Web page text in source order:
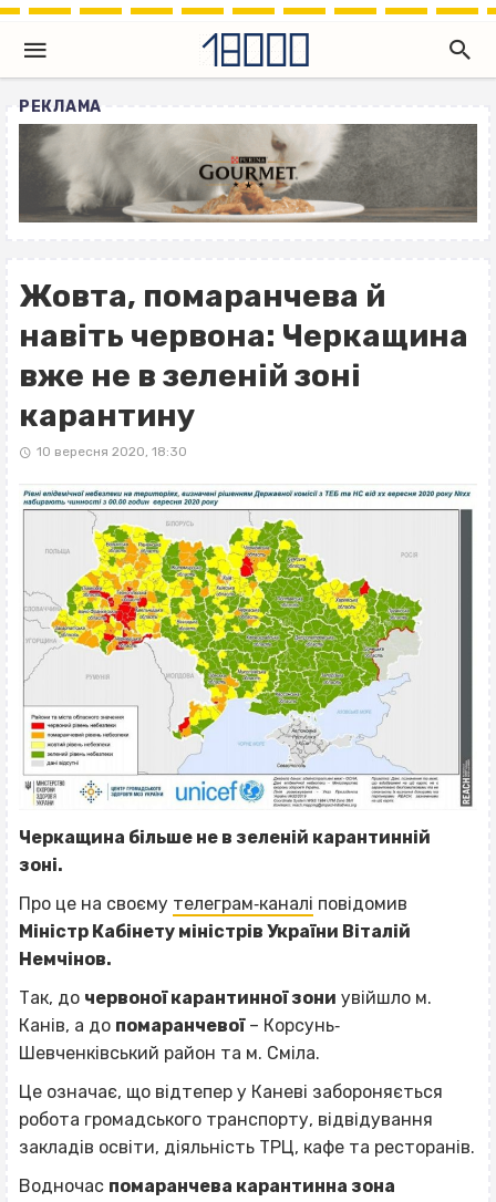
РЕКЛАМА
Жовта, помаранчева й
навіть червона: Черкащина
вже не в зеленій зоні
карантину
10 вересня 2020, 18:30
Черкащина більше не в зеленій карантинній
зоні.
Про це на своєму телеграм‐каналі повідомив
Міністр Кабінету міністрів України Віталій
Немчінов.
Так, до червоної карантинної зони увійшло м.
Канів, а до помаранчевої– Корсунь‐
Шевченківський район та м. Сміла.
Це означає, що відтепер у Каневі забороняється
робота громадського транспорту, відвідування
закладів освіти, діяльність ТРЦ, кафе та ресторанів.
Водночас помаранчева карантинна зона